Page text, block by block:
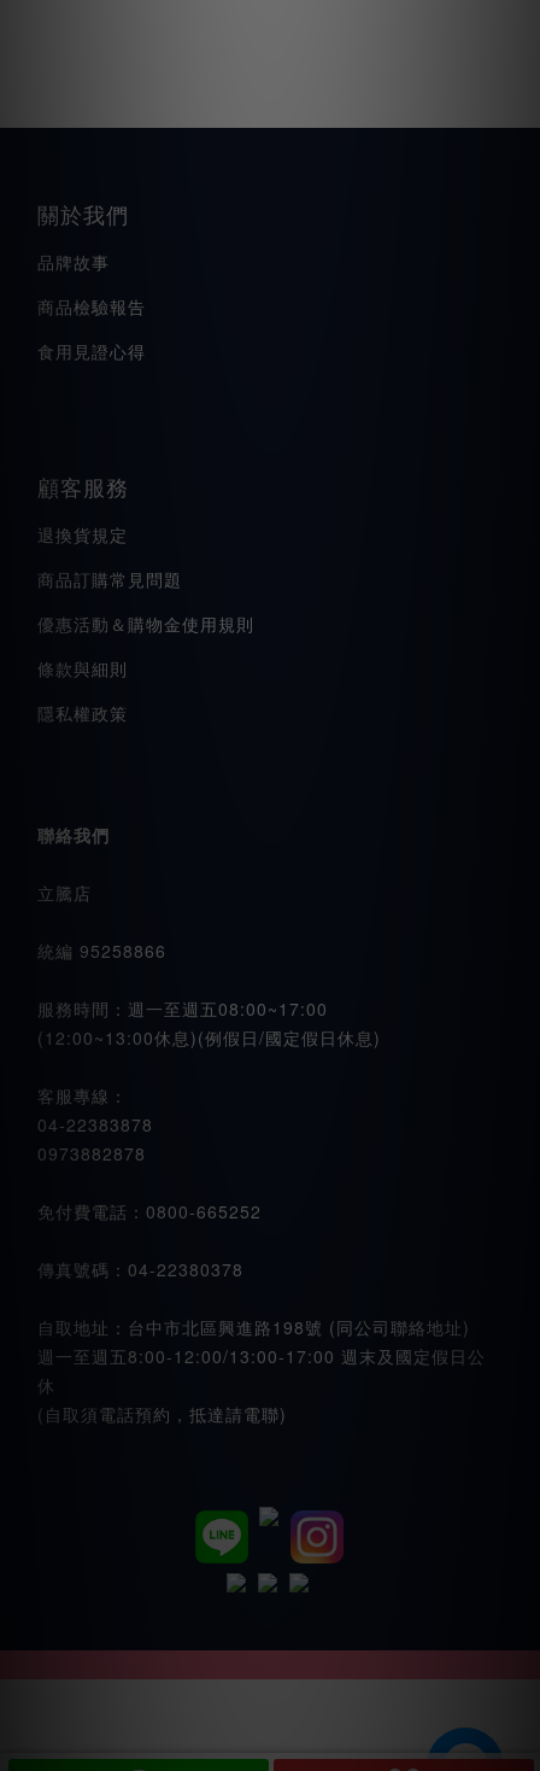
關於我們
品牌故事
商品檢驗報告
食用見證心得
顧客服務
退換貨規定
商品訂購常見問題
優惠活動＆購物金使用規則
條款與細則
隱私權政策
聯絡我們
立騰店
統編 95258866
服務時間：週一至週五08:00~17:00
(12:00~13:00休息)(例假日/國定假日休息)
客服專線：
04-22383878
0973882878
免付費電話：0800-665252
傳真號碼：04-22380378
自取地址：台中市北區興進路198號 (同公司聯絡地址)
週一至週五8:00-12:00/13:00-17:00 週末及國定假日公
休
(自取須電話預約，抵達請電聯)